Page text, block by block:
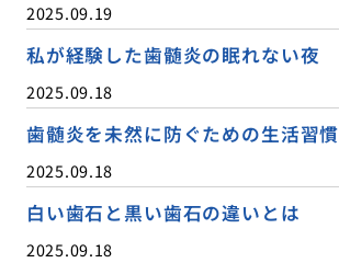
2025.09.19
私が経験した歯髄炎の眠れない夜
2025.09.18
歯髄炎を未然に防ぐための生活習慣
2025.09.18
白い歯石と黒い歯石の違いとは
2025.09.18